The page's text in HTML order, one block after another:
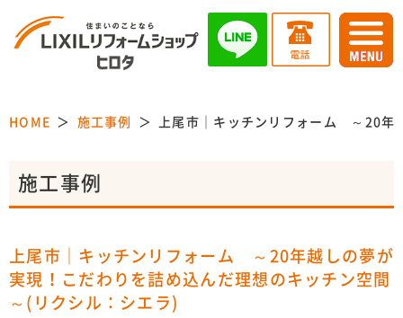
HOME 施工事例 上尾市｜キッチンリフォーム ～20年
施工事例
上尾市｜キッチンリフォーム ～20年越しの夢が
実現！こだわりを詰め込んだ理想のキッチン空間
～(リクシル：シエラ)